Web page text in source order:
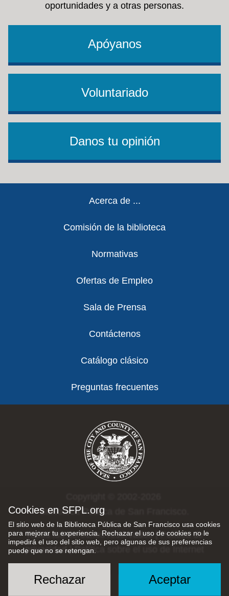
Cookies en SFPL.org
El sitio web de la Biblioteca Pública de San Francisco usa cookies
para mejorar tu experiencia. Rechazar el uso de cookies no le
impedirá el uso del sitio web, pero algunas de sus preferencias
puede que no se retengan.
Aceptar
Rechazar
oportunidades y a otras personas.
Apóyanos
Voluntariado
Danos tu opinión
Acerca de ...
Comisión de la biblioteca
Normativas
Ofertas de Empleo
Sala de Prensa
Contáctenos
Catálogo clásico
Preguntas frecuentes
Biblioteca Pública de San Francisco.
Todos los derechos reservados |Política de
privacidad|Política sobre el uso de Internet
Social